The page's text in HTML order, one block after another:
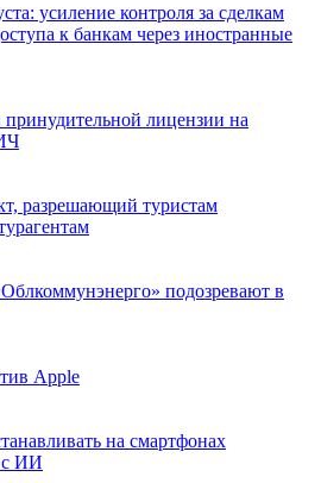
усиление контроля за сделкам
к банкам через иностранные
лицензии на
разрешающий туристам
подозревают в
Apple
на смартфонах
с ИИ